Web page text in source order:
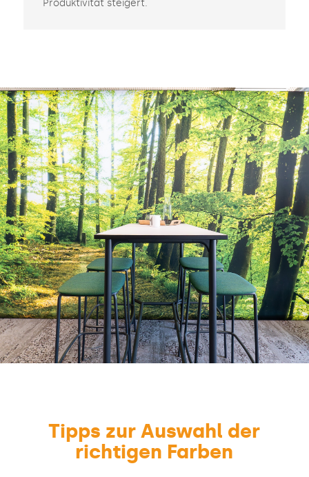
Produktivität steigert.
Tipps zur Auswahl der
richtigen Farben